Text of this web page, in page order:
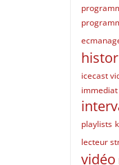
icecast
immediat
playlists
lecteur
vidéo